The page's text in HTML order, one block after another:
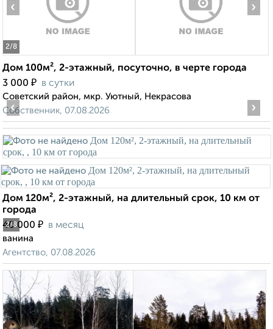
2/8
‹ ›
Дом 100м², 2-этажный, посуточно, в черте города
3 000 ₽ в сутки
Советский район, мкр. Уютный, Некрасова
Собственник, 07.08.2026
2/8
‹ ›
Дом 120м², 2-этажный, на длительный срок, 10 км от
города
40 000 ₽ в месяц
ванина
Агентство, 07.08.2026